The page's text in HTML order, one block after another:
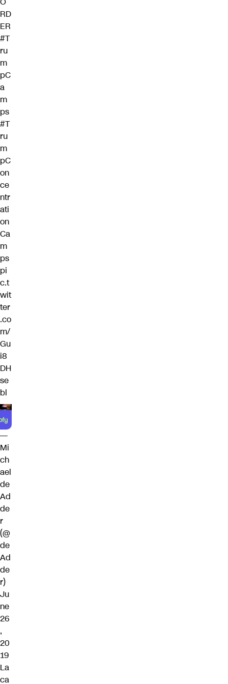
RD
ER
#T
ru
m
pC
a
m
ps
#T
ru
m
pC
on
ce
ntr
ati
on
Ca
m
ps
pi
c.t
wit
ter
.co
m/
Gu
i8
DH
se
bl
—
Mi
ch
ael
de
Ad
de
r
(@
de
Ad
de
r)
Ju
ne
26
,
20
19
La
ca